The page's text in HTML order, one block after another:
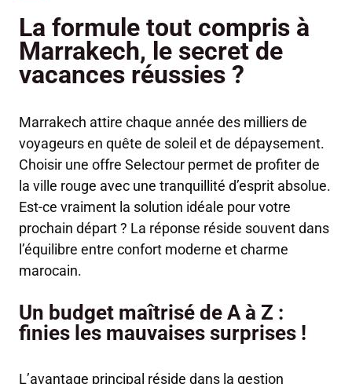
La formule tout compris à
Marrakech, le secret de
vacances réussies ?
Marrakech attire chaque année des milliers de
voyageurs en quête de soleil et de dépaysement.
Choisir une offre Selectour permet de profiter de
la ville rouge avec une tranquillité d’esprit absolue.
Est-ce vraiment la solution idéale pour votre
prochain départ ? La réponse réside souvent dans
l’équilibre entre confort moderne et charme
marocain.
Un budget maîtrisé de A à Z :
finies les mauvaises surprises !
L’avantage principal réside dans la gestion